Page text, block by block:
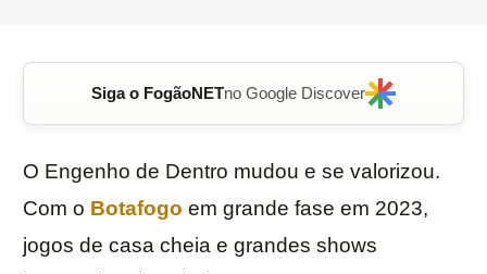
Siga o FogãoNETno Google Discover
O Engenho de Dentro mudou e se valorizou.
Com o Botafogo em grande fase em 2023,
jogos de casa cheia e grandes shows